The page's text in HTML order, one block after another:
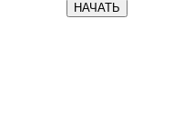
НАЧАТЬ